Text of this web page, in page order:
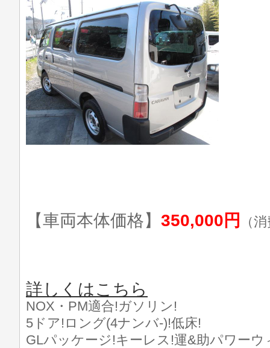
【車両本体価格】 350,000円 （
詳しくはこちら
NOX・PM適合!ガソリン!
5ドア!ロング(4ナンバ-)!低床!
GLパッケージ!キーレス!運&助パワーウ